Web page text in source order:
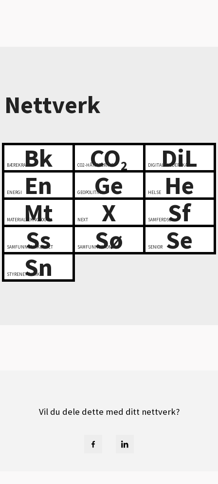
Nettverk
Bk
BÆREKRAFT CO2
CO2-HÅNDTERING DiL
DIGITALT LEDERSKAP
En
ENERGI Ge
GEOPOLITIKK He
HELSE
Mt
MATERIALTEKNOLOGI X
NEXT Sf
SAMFERDSEL
Ss
SAMFUNNSSIKKERHET Sø
SAMFUNNSØKONOMI Se
SENIOR
Sn
STYRENETTVERK
Vil du dele dette med ditt nettverk?